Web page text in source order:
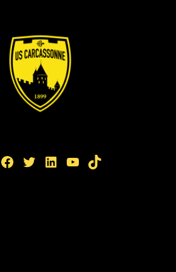
Facebook Twitter LinkedIn YouTube TikTok